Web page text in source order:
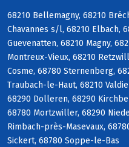
68210 Bellemagny, 68210
Chavannes s/l, 68210 Elbach,
Guevenatten, 68210 Magny,
Montreux-Vieux, 68210
Cosme, 68780 Sternenberg,
Traubach-le-Haut, 68210
68290 Dolleren, 68290
68780 Mortzwiller, 68290
Rimbach-près-Masevaux,
Sickert, 68780 Soppe-le-Bas